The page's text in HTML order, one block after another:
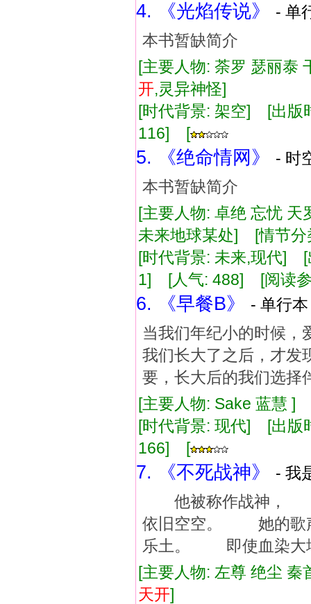
4. 《光焰传说》
- 单
本书暂缺简介
[主要人物: 荼罗 瑟丽
开,灵异神怪]
[时代背景: 架空] [出
116] [
5. 《绝命情网》
- 时
本书暂缺简介
[主要人物: 卓绝 忘忧
未来地球某处] [情节分
[时代背景: 未来,现代]
1] [人气: 488] [阅读参
6. 《早餐B》
- 单行
当我们年纪小的时候，
我们长大了之后，才发
要，长大后的我们选择
[主要人物: Sake 蓝慧
[时代背景: 现代] [出
166] [
7. 《不死战神》
- 我
他被称作战神，
依旧空空。 她的歌
乐土。 即使血染
[主要人物: 左尊 绝尘
天开]